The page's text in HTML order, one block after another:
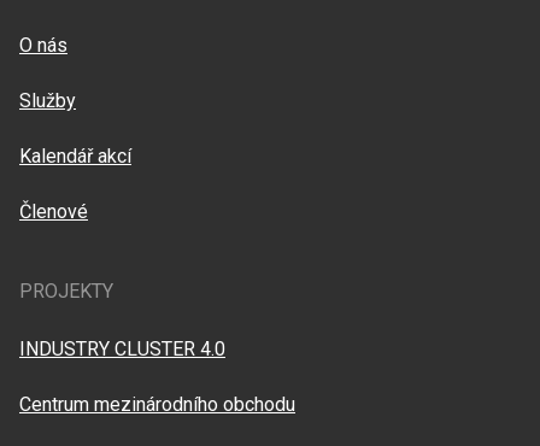
O nás
Služby
Kalendář akcí
Členové
PROJEKTY
INDUSTRY CLUSTER 4.0
Centrum mezinárodního obchodu